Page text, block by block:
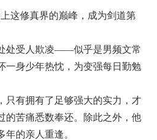
这修真界的巅峰，成为剑道第
处受人欺凌——似乎是男频文常
一身少年热忱，为变强每日勤勉
有拥有了足够强大的实力，才
的苦痛悉数奉还。除此之外，他
的亲人重逢。